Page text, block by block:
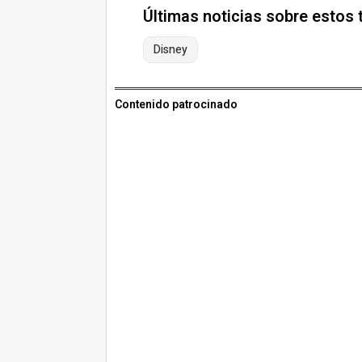
Últimas noticias sobre estos
Disney
Contenido patrocinado